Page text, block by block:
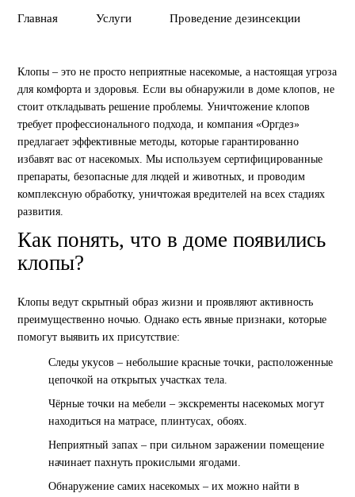
Главная Услуги Проведение дезинсекции
Клопы – это не просто неприятные насекомые, а настоящая угроза
для комфорта и здоровья. Если вы обнаружили в доме клопов, не
стоит откладывать решение проблемы. Уничтожение клопов
требует профессионального подхода, и компания «Оргдез»
предлагает эффективные методы, которые гарантированно
избавят вас от насекомых. Мы используем сертифицированные
препараты, безопасные для людей и животных, и проводим
комплексную обработку, уничтожая вредителей на всех стадиях
развития.
Как понять, что в доме появились
клопы?
Клопы ведут скрытный образ жизни и проявляют активность
преимущественно ночью. Однако есть явные признаки, которые
помогут выявить их присутствие:
Следы укусов – небольшие красные точки, расположенные
цепочкой на открытых участках тела.
Чёрные точки на мебели – экскременты насекомых могут
находиться на матрасе, плинтусах, обоях.
Неприятный запах – при сильном заражении помещение
начинает пахнуть прокислыми ягодами.
Обнаружение самих насекомых – их можно найти в